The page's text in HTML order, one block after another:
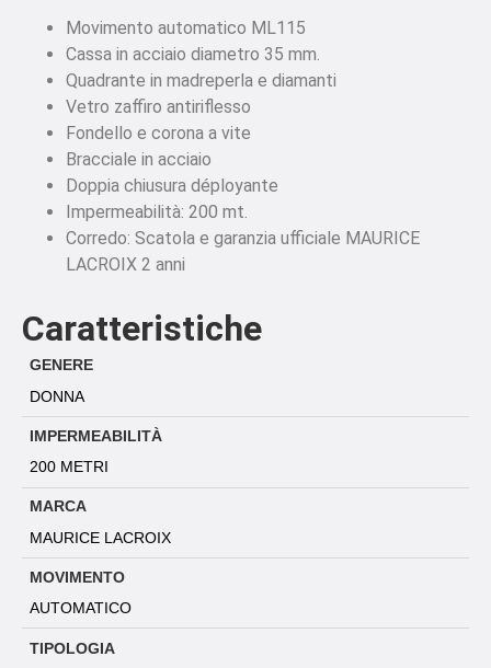
Movimento automatico ML115
Cassa in acciaio diametro 35 mm.
Quadrante in madreperla e diamanti
Vetro zaffiro antiriflesso
Fondello e corona a vite
Bracciale in acciaio
Doppia chiusura déployante
Impermeabilità: 200 mt.
Corredo: Scatola e garanzia ufficiale MAURICE
LACROIX 2 anni
Caratteristiche
GENERE
DONNA
IMPERMEABILITÀ
200 METRI
MARCA
MAURICE LACROIX
MOVIMENTO
AUTOMATICO
TIPOLOGIA